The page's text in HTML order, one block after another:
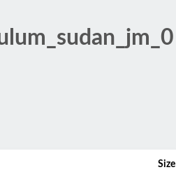
Size